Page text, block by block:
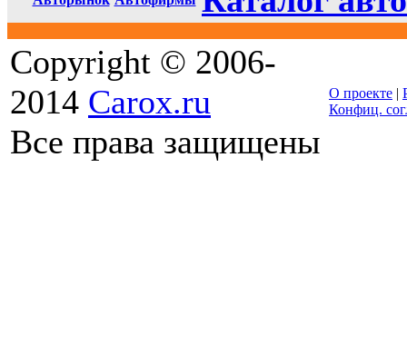
Copyright © 2006-
2014 Carox.ru
Все права защищены
О проекте |
Конфиц.